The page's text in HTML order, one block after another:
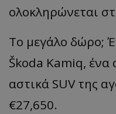
ολοκληρώνεται
Το μεγάλο δώρο;
Škoda Kamiq, ένα
αστικά SUV της
€27,650.